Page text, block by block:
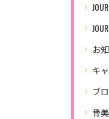
お
キ
ブ
骨